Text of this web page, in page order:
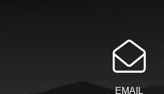
EMAIL